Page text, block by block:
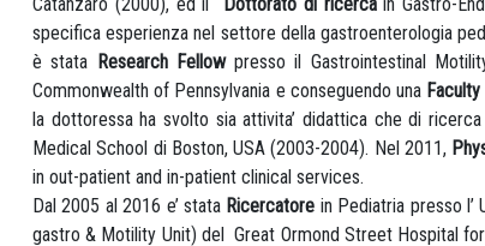
specifica esperienza nel settore della gastroenterologia
è stata Research Fellowpresso il Gastrointestinal
Commonwealth of Pennsylvania e conseguendo una
la dottoressa ha svolto sia attivita’ didattica che di
Medical School di Boston, USA (2003-2004). Nel 2011,
in out-patient and in-patient clinical services.
Dal 2005 al 2016 e’ stata Ricercatore in Pediatria presso l’
gastro & Motility Unit) del Great Ormond Street Hospital